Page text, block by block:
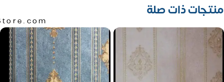
منتجات ذات صلة